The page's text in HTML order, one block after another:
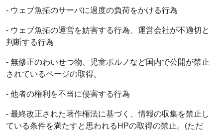
- ウェブ魚拓のサーバに過度の負荷をかける行為
- ウェブ魚拓の運営を妨害する行為、運営会社が不適切と
判断する行為
- 無修正のわいせつ物、児童ポルノなど国内で公開が禁止
されているページの取得。
- 他者の権利を不当に侵害する行為
- 最終改正された著作権法に基づく、情報の収集を禁止し
ている条件を満たすと思われるHPの取得の禁止。(ただ